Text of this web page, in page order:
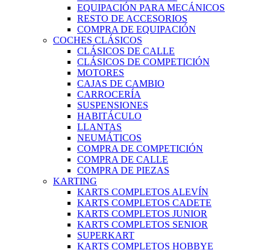
EQUIPACIÓN PARA MECÁNICOS
RESTO DE ACCESORIOS
COMPRA DE EQUIPACIÓN
COCHES CLÁSICOS
CLÁSICOS DE CALLE
CLÁSICOS DE COMPETICIÓN
MOTORES
CAJAS DE CAMBIO
CARROCERÍA
SUSPENSIONES
HABITÁCULO
LLANTAS
NEUMÁTICOS
COMPRA DE COMPETICIÓN
COMPRA DE CALLE
COMPRA DE PIEZAS
KARTING
KARTS COMPLETOS ALEVÍN
KARTS COMPLETOS CADETE
KARTS COMPLETOS JUNIOR
KARTS COMPLETOS SENIOR
SUPERKART
KARTS COMPLETOS HOBBYE